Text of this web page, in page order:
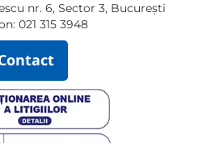
nr. 6, Sector 3, București
021 315 3948